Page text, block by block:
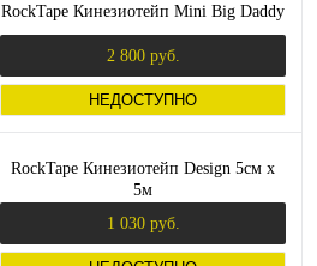
RockTape Кинезиотейп Mini Big Daddy
2 800 руб.
НЕДОСТУПНО
RockTape Кинезиотейп Design 5см х
5м
1 030 руб.